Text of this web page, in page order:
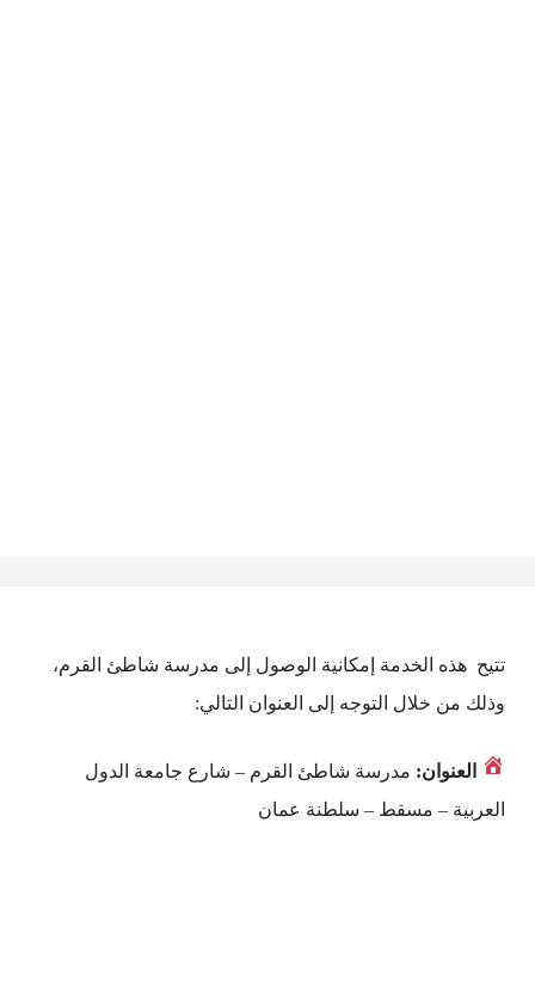
تتيح هذه الخدمة إمكانية الوصول إلى مدرسة شاطئ القرم،
وذلك من خلال التوجه إلى العنوان التالي:
العنوان: مدرسة شاطئ القرم – شارع جامعة الدول
العربية – مسقط – سلطنة عمان